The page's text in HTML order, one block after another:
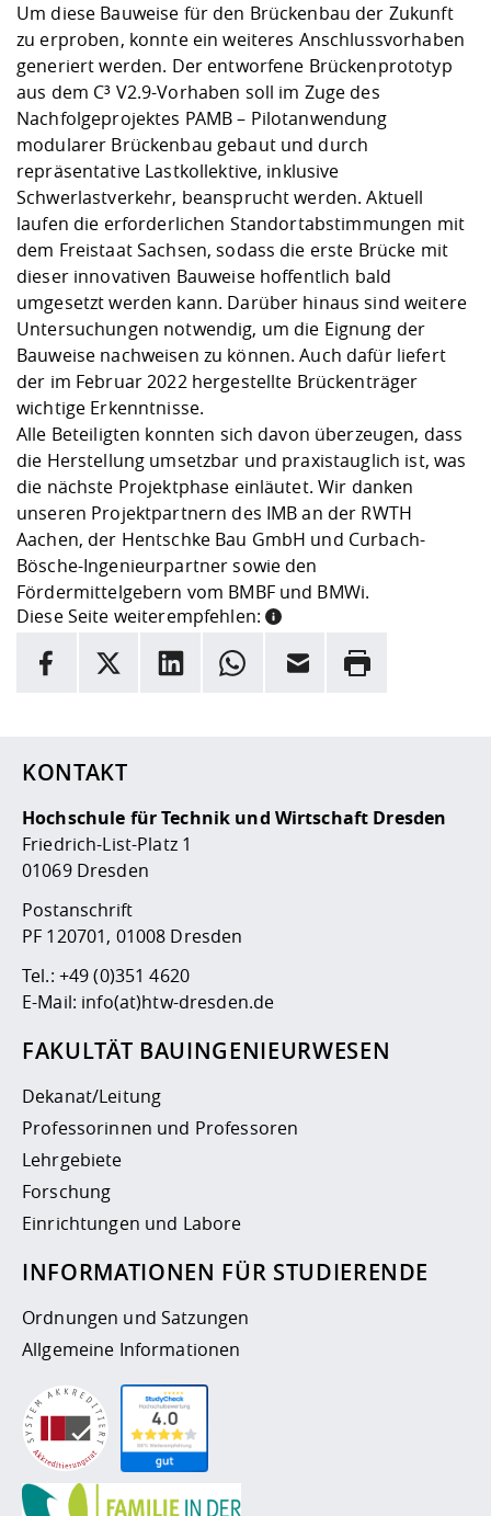
Um diese Bauweise für den Brückenbau der Zukunft
zu erproben, konnte ein weiteres Anschlussvorhaben
generiert werden. Der entworfene Brückenprototyp
aus dem C³ V2.9-Vorhaben soll im Zuge des
Nachfolgeprojektes PAMB – Pilotanwendung
modularer Brückenbau gebaut und durch
repräsentative Lastkollektive, inklusive
Schwerlastverkehr, beansprucht werden. Aktuell
laufen die erforderlichen Standortabstimmungen mit
dem Freistaat Sachsen, sodass die erste Brücke mit
dieser innovativen Bauweise hoffentlich bald
umgesetzt werden kann. Darüber hinaus sind weitere
Untersuchungen notwendig, um die Eignung der
Bauweise nachweisen zu können. Auch dafür liefert
der im Februar 2022 hergestellte Brückenträger
wichtige Erkenntnisse.
Alle Beteiligten konnten sich davon überzeugen, dass
die Herstellung umsetzbar und praxistauglich ist, was
die nächste Projektphase einläutet. Wir danken
unseren Projektpartnern des IMB an der RWTH
Aachen, der Hentschke Bau GmbH und Curbach-
Bösche-Ingenieurpartner sowie den
Fördermittelgebern vom BMBF und BMWi.
Diese Seite weiterempfehlen:
INFORMATION
Hier stehen weitere Informationen und ein Link zur
Facebook
X LinkedInWhatsappE-Mail Drucken
KONTAKT
Hochschule für Technik und Wirtschaft Dresden
Friedrich-List-Platz 1
01069 Dresden
Postanschrift
PF 120701, 01008 Dresden
Tel.: +49 (0)351 4620
E-Mail: info(at)htw-dresden.de
FAKULTÄT BAUINGENIEURWESEN
Dekanat/Leitung
Professorinnen und Professoren
Lehrgebiete
Forschung
Einrichtungen und Labore
INFORMATIONEN FÜR STUDIERENDE
Ordnungen und Satzungen
Allgemeine Informationen